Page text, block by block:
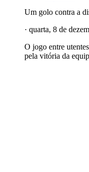
Um golo contra a
· quarta, 8 de
O jogo entre
pela vitória da